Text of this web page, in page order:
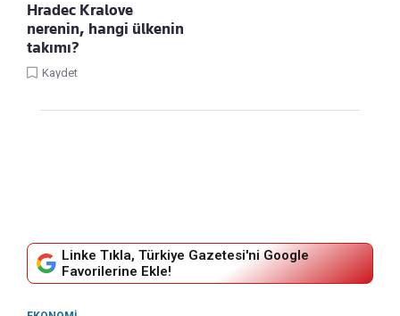
Hradec Kralove
nerenin, hangi ülkenin
takımı?
Kaydet
Linke Tıkla, Türkiye Gazetesi'ni Google
Favorilerine Ekle!